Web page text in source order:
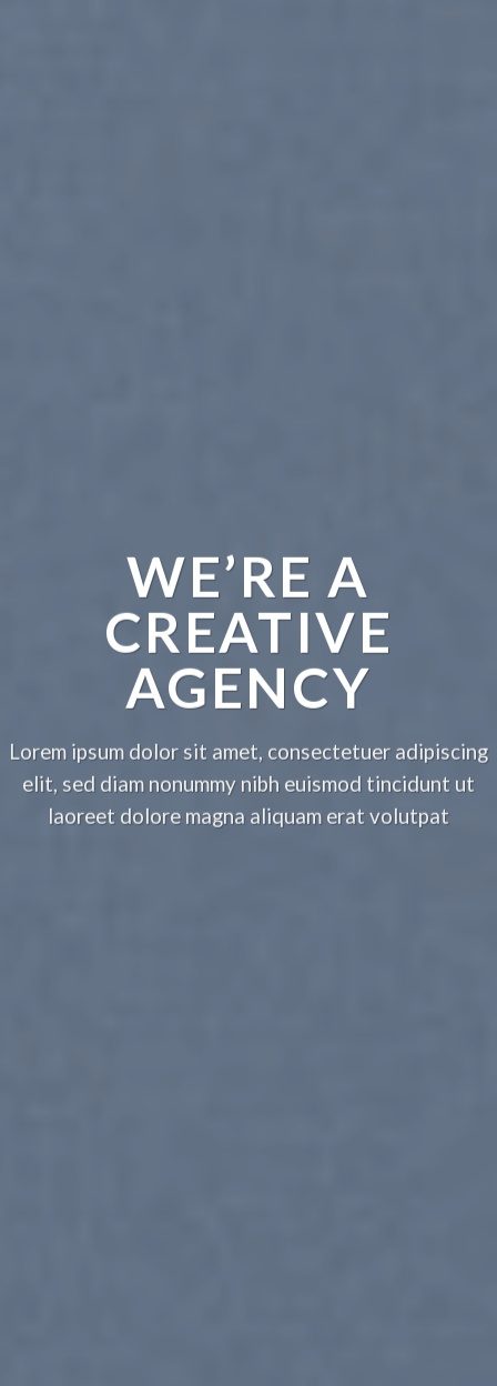
WE’RE A
CREATIVE
AGENCY
Lorem ipsum dolor sit amet, consectetuer adipiscing
elit, sed diam nonummy nibh euismod tincidunt ut
laoreet dolore magna aliquam erat volutpat